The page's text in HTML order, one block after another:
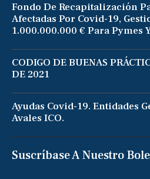
Fondo De Recapitalización
Afectadas Por Covid-19,
1.000.000.000 € Para Pymes
CODIGO DE BUENAS
DE 2021
Ayudas Covid-19. Entidades
Avales ICO.
Suscríbase A Nuestro